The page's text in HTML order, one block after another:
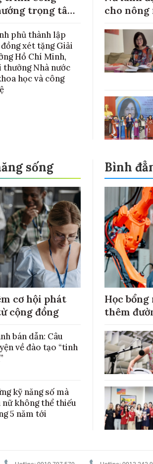
trọng tâm
phủ thành lập
xét tặng Giải
Hồ Chí Minh,
thưởng Nhà nước
học và công
cho nông
sống
cơ hội phát
cộng đồng
bán dẫn: Câu
về đào tạo “tinh
kỹ năng số mà
nữ không thể thiếu
5 năm tới
Bình
Học
thêm